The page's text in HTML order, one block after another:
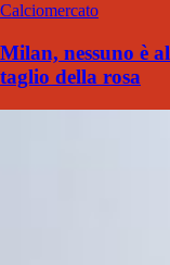
Calciomercato
Milan, nessuno è
taglio della rosa